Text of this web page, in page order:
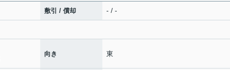
敷引 / 償却 - / -
向き 東